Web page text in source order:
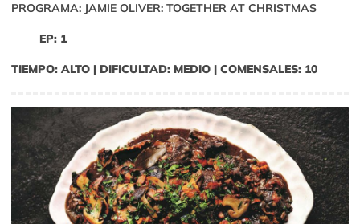
PROGRAMA: JAMIE OLIVER: TOGETHER AT CHRISTMAS
EP: 1
TIEMPO: ALTO | DIFICULTAD: MEDIO | COMENSALES: 10